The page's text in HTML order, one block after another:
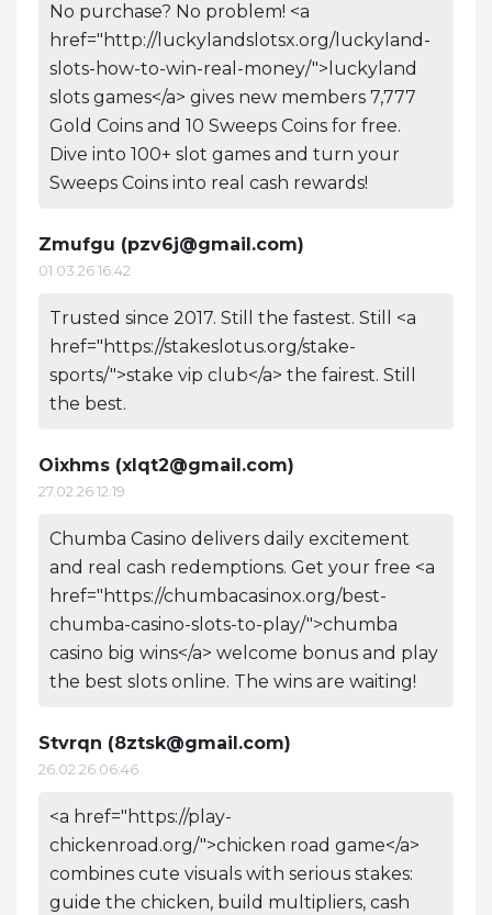
No purchase? No problem! <a
href="http://luckylandslotsx.org/luckyland-
slots-how-to-win-real-money/">luckyland
slots games</a> gives new members 7,777
Gold Coins and 10 Sweeps Coins for free.
Dive into 100+ slot games and turn your
Sweeps Coins into real cash rewards!
Zmufgu (pzv6j@gmail.com)
01.03.26 16:42
Trusted since 2017. Still the fastest. Still <a
href="https://stakeslotus.org/stake-
sports/">stake vip club</a> the fairest. Still
the best.
Oixhms (xlqt2@gmail.com)
27.02.26 12:19
Chumba Casino delivers daily excitement
and real cash redemptions. Get your free <a
href="https://chumbacasinox.org/best-
chumba-casino-slots-to-play/">chumba
casino big wins</a> welcome bonus and play
the best slots online. The wins are waiting!
Stvrqn (8ztsk@gmail.com)
26.02.26 06:46
<a href="https://play-
chickenroad.org/">chicken road game</a>
combines cute visuals with serious stakes:
guide the chicken, build multipliers, cash